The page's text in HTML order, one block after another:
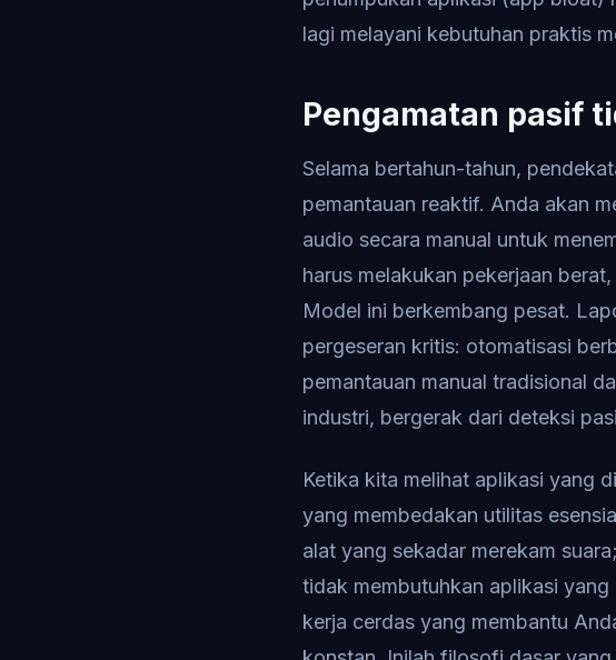
lagi melayani kebutuhan praktis
Pengamatan pasif
Selama bertahun-tahun,
pemantauan reaktif. Anda akan
audio secara manual untuk
harus melakukan pekerjaan
Model ini berkembang pesat.
pergeseran kritis: otomatisasi
pemantauan manual tradisional
industri, bergerak dari deteksi
Ketika kita melihat aplikasi yang
yang membedakan utilitas
alat yang sekadar merekam
tidak membutuhkan aplikasi
kerja cerdas yang membantu